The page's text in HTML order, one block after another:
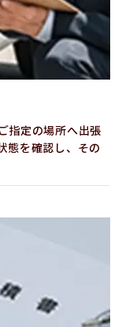
指定の場所へ出張
態を確認し、その